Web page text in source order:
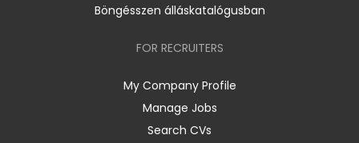
Böngésszen álláskatalógusban
FOR RECRUITERS
My Company Profile
Manage Jobs
Search CVs